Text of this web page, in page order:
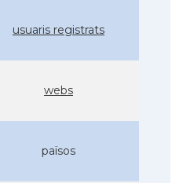
usuaris registrats
webs
països